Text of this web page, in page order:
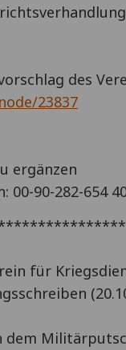
des
23837
ergänzen
00-90-282-654
für
dem